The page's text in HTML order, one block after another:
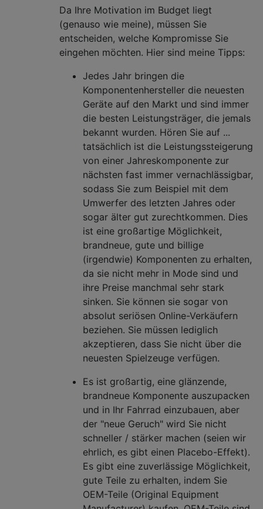
Da Ihre Motivation im Budget liegt
(genauso wie meine), müssen Sie
entscheiden, welche Kompromisse Sie
eingehen möchten. Hier sind meine Tipps:
Jedes Jahr bringen die
Komponentenhersteller die neuesten
Geräte auf den Markt und sind immer
die besten Leistungsträger, die jemals
bekannt wurden. Hören Sie auf ...
tatsächlich ist die Leistungssteigerung
von einer Jahreskomponente zur
nächsten fast immer vernachlässigbar,
sodass Sie zum Beispiel mit dem
Umwerfer des letzten Jahres oder
sogar älter gut zurechtkommen. Dies
ist eine großartige Möglichkeit,
brandneue, gute und billige
(irgendwie) Komponenten zu erhalten,
da sie nicht mehr in Mode sind und
ihre Preise manchmal sehr stark
sinken. Sie können sie sogar von
absolut seriösen Online-Verkäufern
beziehen. Sie müssen lediglich
akzeptieren, dass Sie nicht über die
neuesten Spielzeuge verfügen.
Es ist großartig, eine glänzende,
brandneue Komponente auszupacken
und in Ihr Fahrrad einzubauen, aber
der "neue Geruch" wird Sie nicht
schneller / stärker machen (seien wir
ehrlich, es gibt einen Placebo-Effekt).
Es gibt eine zuverlässige Möglichkeit,
gute Teile zu erhalten, indem Sie
OEM-Teile (Original Equipment